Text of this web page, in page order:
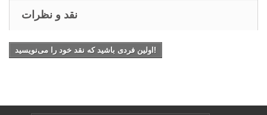
نقد و نظرات
اولین فردی باشید که نقد خود را می‌نویسید!